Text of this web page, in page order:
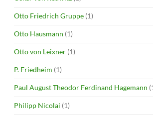
Otto Friedrich Gruppe (1)
Otto Hausmann (1)
Otto von Leixner (1)
P. Friedheim (1)
Paul August Theodor Ferdinand Hagemann
Philipp Nicolai (1)